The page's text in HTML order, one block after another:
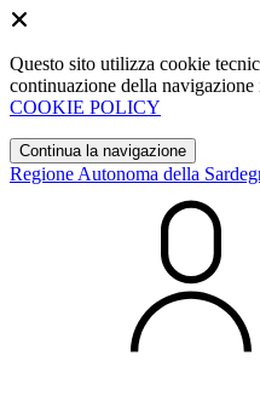
Questo sito utilizza cookie
continuazione della
COOKIE POLICY
Continua la navigazione
Regione Autonoma della